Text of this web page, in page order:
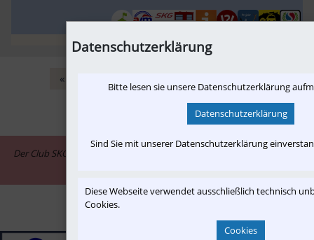
«
Der Club SKGLB ist assoziiertes Mitglied im Informationsnetzwerk "in-
Datenschutzerklärung
Bitte lesen sie unsere Datenschutzerklärung
Datenschutzerklärung
Sind Sie mit unserer Datenschutzerklärung
Diese Webseite verwendet ausschließlich technisch
Cookies.
Cookies